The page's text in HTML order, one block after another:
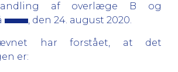
af overlæge B og
, den 24. august 2020.
har forstået, at det
er: